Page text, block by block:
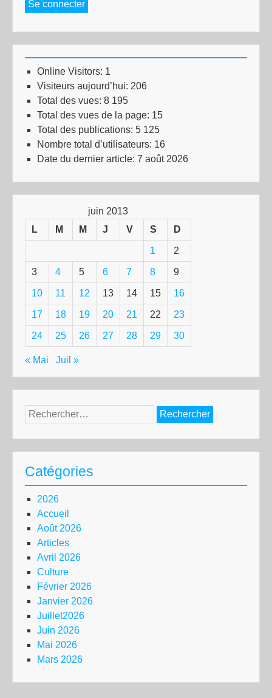
Se connecter
Online Visitors: 1
Visiteurs aujourd’hui: 206
Total des vues: 8 195
Total des vues de la page: 15
Total des publications: 5 125
Nombre total d’utilisateurs: 16
Date du dernier article: 7 août 2026
juin 2013
L
M M J V S D
1 2
3 4 5 6 7 8 9
10 11 12 13 14 15 16
17 18 19 20 21 22 23
24 25 26 27 28 29 30
« Mai Juil »
Rechercher :
Catégories
2026
Accueil
Août 2026
Articles
Avril 2026
Culture
Février 2026
Janvier 2026
Juillet2026
Juin 2026
Mai 2026
Mars 2026